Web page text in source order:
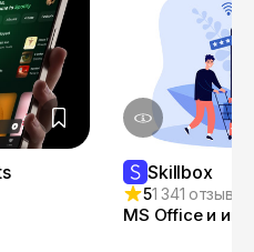
Skillbox
51 341 отзыв
MS Office и